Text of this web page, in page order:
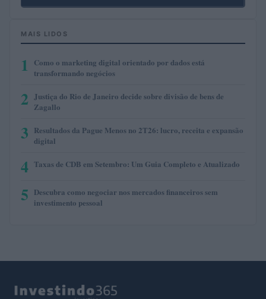
MAIS LIDOS
1
Como o marketing digital orientado por dados está
transformando negócios
2
Justiça do Rio de Janeiro decide sobre divisão de bens de
Zagallo
3 Resultados da Pague Menos no 2T26: lucro, receita e expansão
digital
4 Taxas de CDB em Setembro: Um Guia Completo e Atualizado
5 Descubra como negociar nos mercados financeiros sem
investimento pessoal